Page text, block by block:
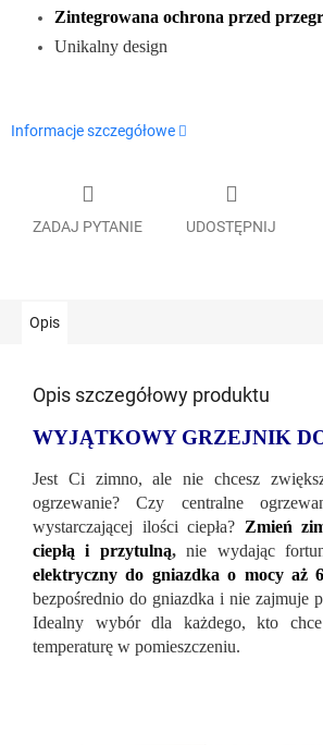
Zintegrowana ochrona przed
Unikalny design
Informacje szczegółowe
ZADAJ PYTANIE UDOSTĘPNIJ
Opis
Opis szczegółowy produktu
WYJĄTKOWY GRZEJNIK
Jest Ci zimno, ale nie chcesz
ogrzewanie? Czy centralne
wystarczającej ilości ciepła? Zmień
ciepłą i przytulną,nie wydając
elektryczny do gniazdka o mocy aż
bezpośrednio do gniazdka i nie zajmuje
Idealny wybór dla każdego, kto
temperaturę w pomieszczeniu.